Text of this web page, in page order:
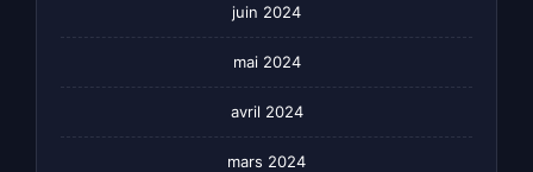
juin 2024
mai 2024
avril 2024
mars 2024